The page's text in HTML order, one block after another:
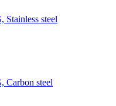
steel
steel